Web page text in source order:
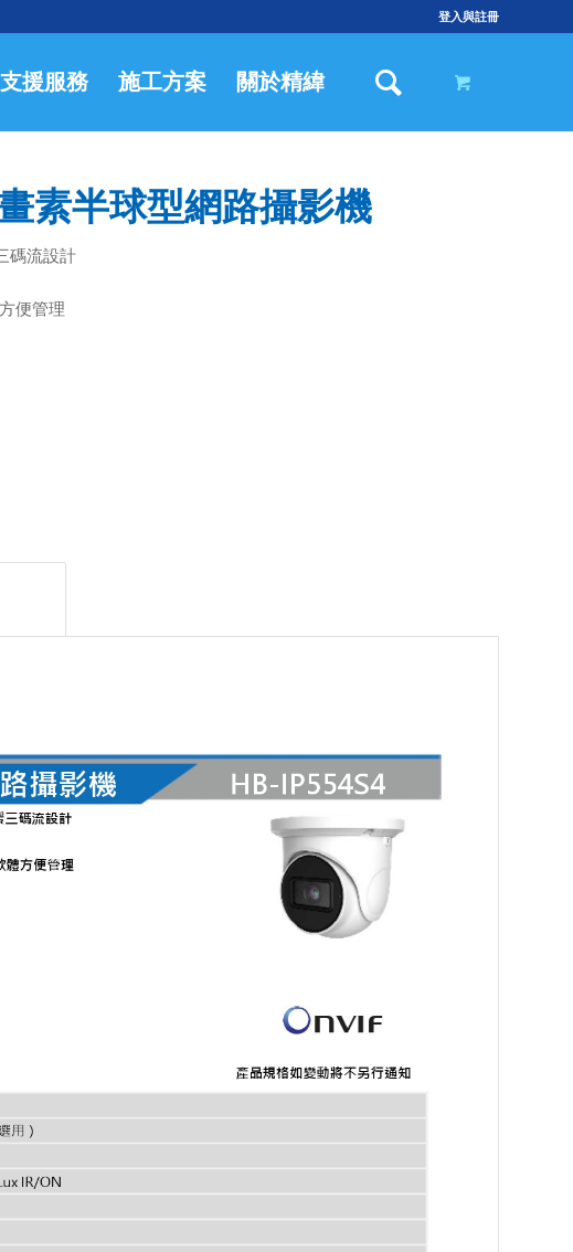
登入與註冊
支援服務 施工方案 關於精緯
素半球型網路攝影機
碼流設計
便管理